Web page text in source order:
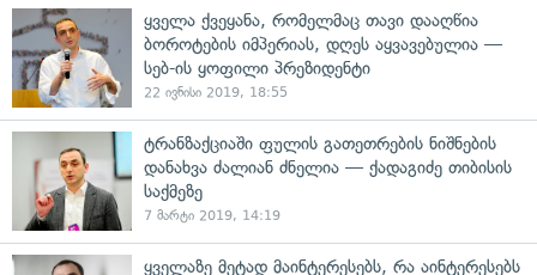
ყველა ქვეყანა, რომელმაც თავი დააღწია
ბოროტების იმპერიას, დღეს აყვავებულია —
სებ-ის ყოფილი პრეზიდენტი
22 ივნისი 2019, 18:55
ტრანზაქციაში ფულის გათეთრების ნიშნების
დანახვა ძალიან ძნელია — ქადაგიძე თიბისის
საქმეზე
7 მარტი 2019, 14:19
ყველაზე მეტად მაინტერესებს, რა აინტერესებს